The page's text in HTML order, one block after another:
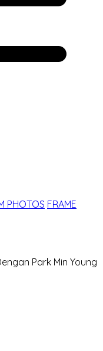
PHOTOS FRAME
Park Min Young